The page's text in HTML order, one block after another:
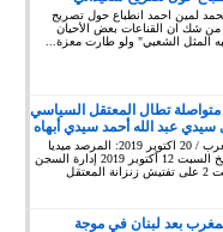
لمين احمد انطباع حول تصريح
من شك ان القناعات بعض الأحيان
المثل الشعبي" ولو طارت معزة...
متواصلة تطال المعتقل السياسي
سيدي عبد الله أحمد سيدي أبهاه
تيفلت المغرب / 20 اكتوبر 2019: المرصد ميديا
أقدمت بتاريخ السبت 12 أكتوبر 2019 إدارة السجن
المحلي تيفلت 2 على تفتيش زنزانة المعتقل
بعد لبنان في موجة